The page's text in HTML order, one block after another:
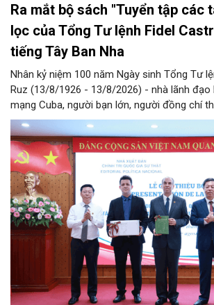
Ra mắt bộ sách "Tuyển tập các
lọc của Tổng Tư lệnh Fidel
tiếng Tây Ban Nha
Nhân kỷ niệm 100 năm Ngày sinh Tổng Tư
Ruz (13/8/1926 - 13/8/2026) - nhà lãnh đạo
mạng Cuba, người bạn lớn, người đồng chí
Đảng, Nhà nước và nhân dân Việt Nam,
Nhà xuất bản Chính trị quốc gia Sự thật phối
giáo Trung ương tổ chức Lễ giới thiệu bộ
tác phẩm chọn lọc của Tổng Tư lệnh Fidel
tập bằng tiếng Tây Ban Nha.